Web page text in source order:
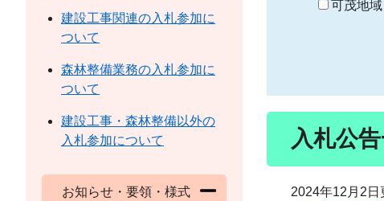
可茂地域
入札公
2024年12月2日
建設工事関連の入札参加に
ついて
森林整備業務の入札参加に
ついて
建設工事・森林整備以外の
入札参加について
お知らせ・要領・様式